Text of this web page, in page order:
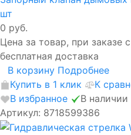
шт
0 руб.
Цена за товар, при заказе
бесплатная доставка
В корзину Подробнее
Купить в 1 клик
К
В избранное
В наличии
Артикул: 8718599386